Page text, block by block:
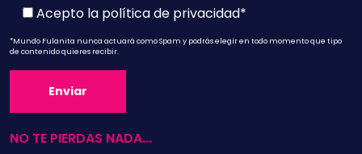
Acepto la política de privacidad*
*Mundo Fulanita nunca actuará como Spam y podrás elegir en todo momento que tipo
de contenido quieres recibir.
NO TE PIERDAS NADA...